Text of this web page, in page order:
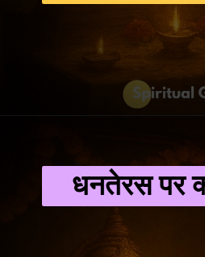
धनतेरस पर